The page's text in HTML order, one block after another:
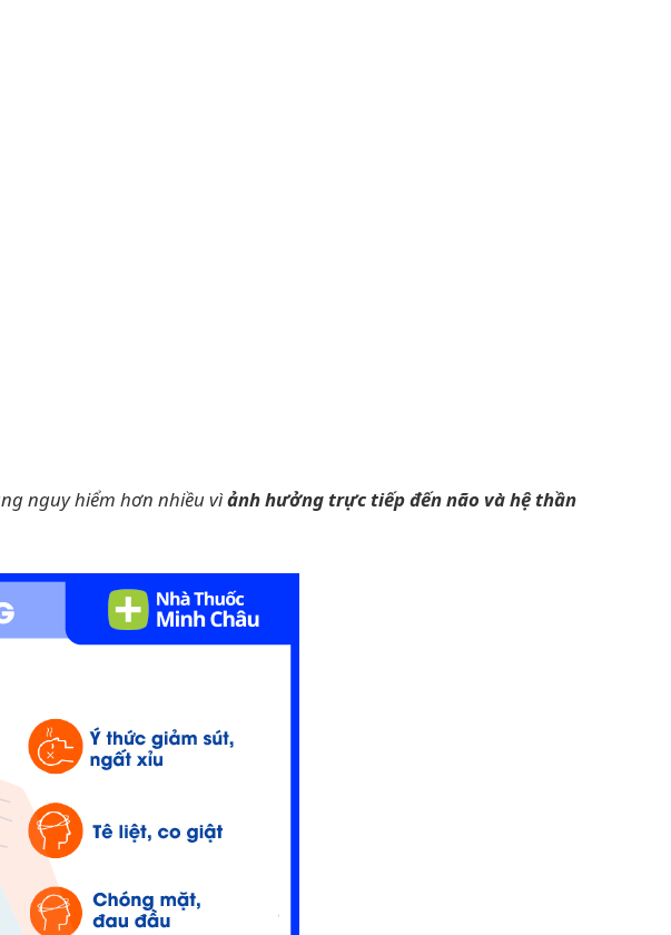
nguy hiểm hơn nhiều vìảnh hưởng trực tiếp đến não và hệ thần